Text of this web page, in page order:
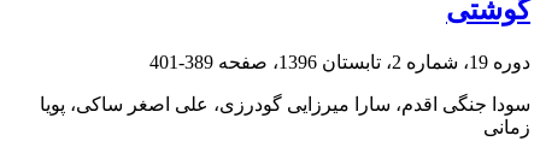
گوشتی
دوره 19، شماره 2، تابستان 1396، صفحه 389-401
سودا جنگی اقدم، سارا میرزایی گودرزی، علی اصغر ساکی، پویا
زمانی